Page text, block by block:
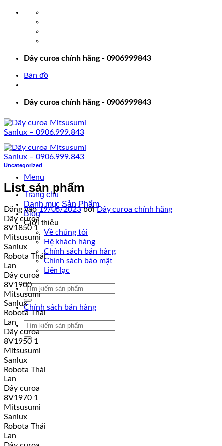
Dây curoa chính hãng - 0906999843
Bản đồ
Dây curoa chính hãng - 0906999843
Menu
Trang chủ
Danh mục Sản Phẩm
Blog
Giới thiệu
Về chúng tôi
Hệ khách hàng
Chính sách bán hàng
Chính sách bảo mật
Liên lạc
Tìm
kiếm:
Chính sách bán hàng
Tìm
kiếm:
Uncategorized
List sản phẩm
Đăng vào19/06/2023 bởiDây curoa chính hãng
Dây curoa
8V1850 1
Mitsusumi
Sanlux
Robota Thái
Lan
Dây curoa
8V1900
Mitsusumi
Sanlux
Robota Thái
Lan
Dây curoa
8V1950 1
Mitsusumi
Sanlux
Robota Thái
Lan
Dây curoa
8V1970 1
Mitsusumi
Sanlux
Robota Thái
Lan